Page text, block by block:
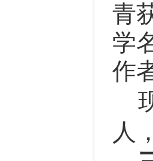
青
学
作
人